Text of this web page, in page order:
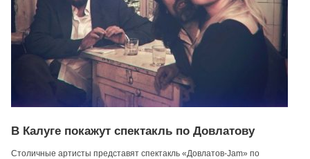
В Калуге покажут спектакль по Довлатову
Столичные артисты представят спектакль «Довлатов-Jam» по